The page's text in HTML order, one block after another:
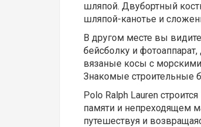
шляпой. Двубортный
шляпой-канотье и
В другом месте вы
бейсболку и
вязаные косы с
Знакомые строительные
Polo Ralph Lauren
памяти и непреходящем
путешествуя и